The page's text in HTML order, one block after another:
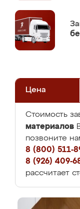
Цена
Стоимость
материалов
позвоните
8 (800) 511-
8 (926) 409-
рассчитает